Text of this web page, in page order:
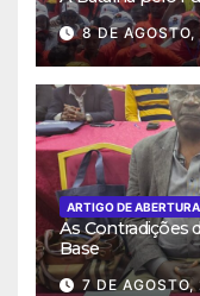
8 DE
ARTIGO DE ABERTURA
As Contradições
Base
7 DE AGOSTO,